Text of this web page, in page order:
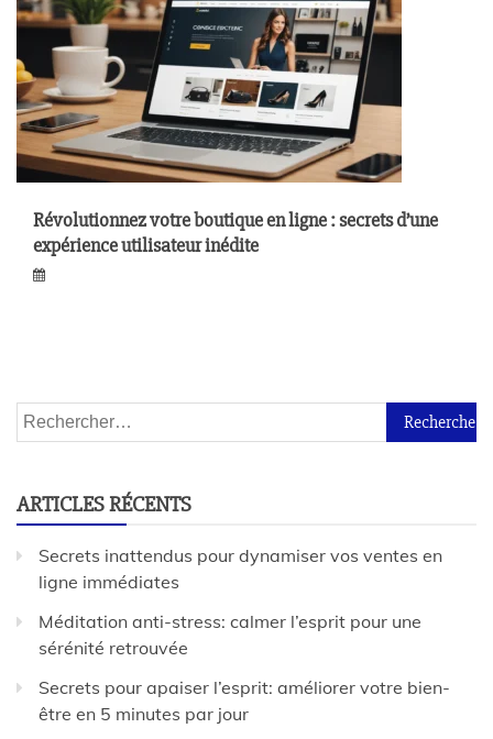
Révolutionnez votre boutique en ligne : secrets d’une
expérience utilisateur inédite
ARTICLES RÉCENTS
Secrets inattendus pour dynamiser vos ventes en
ligne immédiates
Méditation anti-stress: calmer l’esprit pour une
sérénité retrouvée
Secrets pour apaiser l’esprit: améliorer votre bien-
être en 5 minutes par jour